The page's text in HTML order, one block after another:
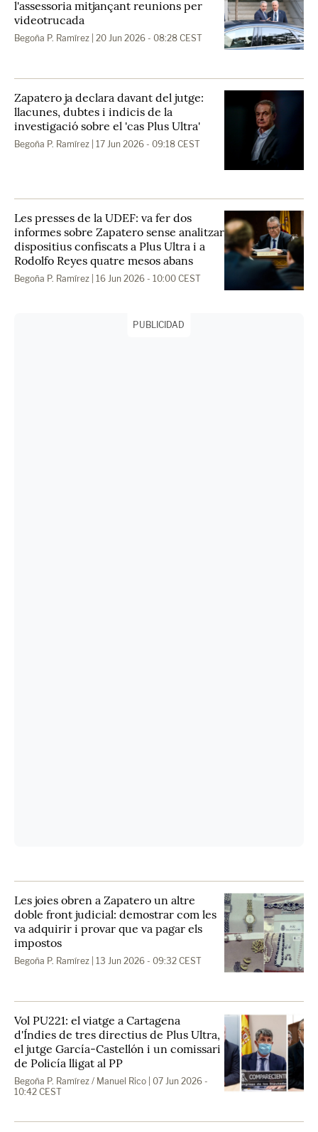
l'assessoria mitjançant reunions per
videotrucada
Begoña P. Ramírez | 20 Jun 2026 - 08:28 CEST
Zapatero ja declara davant del jutge:
llacunes, dubtes i indicis de la
investigació sobre el 'cas Plus Ultra'
Begoña P. Ramírez | 17 Jun 2026 - 09:18 CEST
Les presses de la UDEF: va fer dos
informes sobre Zapatero sense analitzar
dispositius confiscats a Plus Ultra i a
Rodolfo Reyes quatre mesos abans
Begoña P. Ramírez | 16 Jun 2026 - 10:00 CEST
PUBLICIDAD
Les joies obren a Zapatero un altre
doble front judicial: demostrar com les
va adquirir i provar que va pagar els
impostos
Begoña P. Ramírez | 13 Jun 2026 - 09:32 CEST
Vol PU221: el viatge a Cartagena
d'Índies de tres directius de Plus Ultra,
el jutge García-Castellón i un comissari
de Policía lligat al PP
Begoña P. Ramírez / Manuel Rico | 07 Jun 2026 -
10:42 CEST